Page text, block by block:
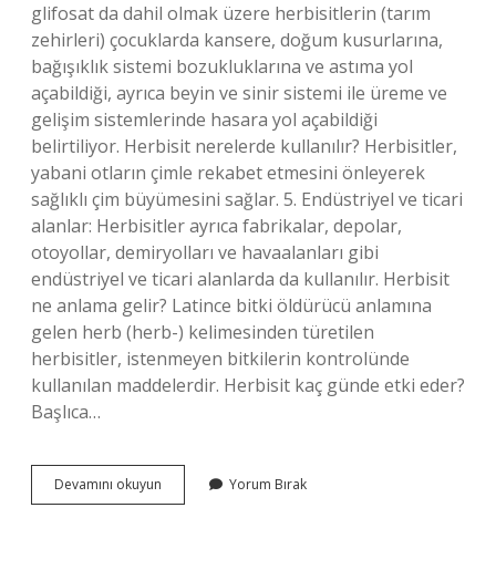
glifosat da dahil olmak üzere herbisitlerin (tarım
zehirleri) çocuklarda kansere, doğum kusurlarına,
bağışıklık sistemi bozukluklarına ve astıma yol
açabildiği, ayrıca beyin ve sinir sistemi ile üreme ve
gelişim sistemlerinde hasara yol açabildiği
belirtiliyor. Herbisit nerelerde kullanılır? Herbisitler,
yabani otların çimle rekabet etmesini önleyerek
sağlıklı çim büyümesini sağlar. 5. Endüstriyel ve ticari
alanlar: Herbisitler ayrıca fabrikalar, depolar,
otoyollar, demiryolları ve havaalanları gibi
endüstriyel ve ticari alanlarda da kullanılır. Herbisit
ne anlama gelir? Latince bitki öldürücü anlamına
gelen herb (herb-) kelimesinden türetilen
herbisitler, istenmeyen bitkilerin kontrolünde
kullanılan maddelerdir. Herbisit kaç günde etki eder?
Başlıca…
Devamını okuyun Herbisitler
Kansere
Yorum Bırak